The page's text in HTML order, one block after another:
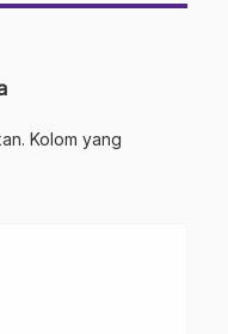
Kolom yang